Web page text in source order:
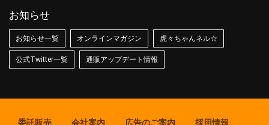
お知らせ
お知らせ一覧 オンラインマガジン 虎々ちゃんネル☆
公式Twitter一覧 通販アップデート情報
委託販売 会社案内 広告のご案内 採用情報